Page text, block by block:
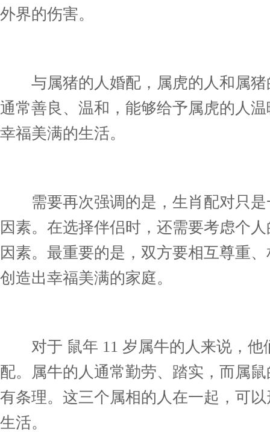
外界的伤害。
与属猪的人婚配，属虎的人和属猪
通常善良、温和，能够给予属虎的人
幸福美满的生活。
需要再次强调的是，生肖配对只是
因素。在选择伴侣时，还需要考虑个
因素。最重要的是，双方要相互尊重
创造出幸福美满的家庭。
对于 鼠年 11 岁属牛的人来说，他
配。属牛的人通常勤劳、踏实，而属
有条理。这三个属相的人在一起，可
生活。